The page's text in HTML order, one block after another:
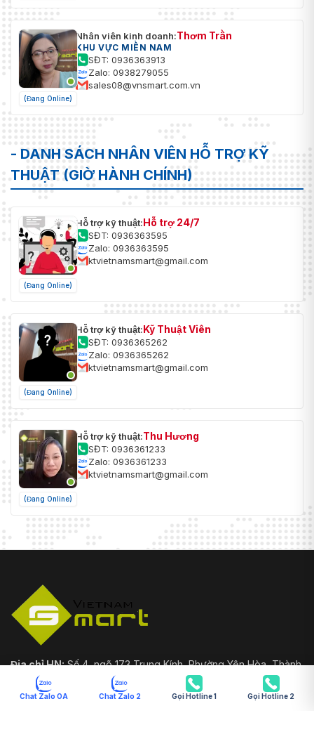
(Đang Online)
Nhân viên kinh doanh:Thơm Trần
KHU VỰC MIỀN NAM
SĐT: 0936363913
Zalo: 0938279055
sales08@vnsmart.com.vn
- DANH SÁCH NHÂN VIÊN HỖ TRỢ KỸ
THUẬT (GIỜ HÀNH CHÍNH)
(Đang Online)
Hỗ trợ kỹ thuật:Hỗ trợ 24/7
SĐT: 0936363595
Zalo: 0936363595
ktvietnamsmart@gmail.com
(Đang Online)
Hỗ trợ kỹ thuật:Kỹ Thuật Viên
SĐT: 0936365262
Zalo: 0936365262
ktvietnamsmart@gmail.com
(Đang Online)
Hỗ trợ kỹ thuật:Thu Hương
SĐT: 0936361233
Zalo: 0936361233
ktvietnamsmart@gmail.com
Địa chỉ HN:Số 4, ngõ 173 Trung Kính, Phường Yên Hòa, Thành
phố Hà Nội
26/2 Đường 702 Hồng Bàng, Phường Minh
Chat Zalo OA Chat Zalo 2 Gọi Hotline 1 Gọi Hotline 2